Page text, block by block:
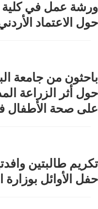
ورشة عمل في كلية
حول الاعتماد
باحثون من جامعة
حول أثر الزراعة
على صحة الأطفال
تكريم طالبتين
حفل الأوائل بوزارة